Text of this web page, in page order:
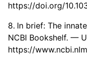
https://doi.org/
In brief: The
NCBI Bookshelf. —
https://